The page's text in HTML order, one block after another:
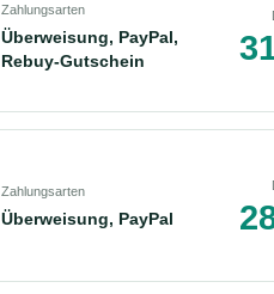
Zahlungsarten
Überweisung, PayPal,
Rebuy-Gutschein
Zahlungsarten
Überweisung, PayPal